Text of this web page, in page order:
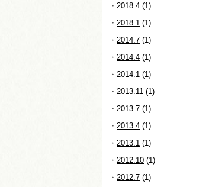
2018.4 (1)
2018.1 (1)
2014.7 (1)
2014.4 (1)
2014.1 (1)
2013.11 (1)
2013.7 (1)
2013.4 (1)
2013.1 (1)
2012.10 (1)
2012.7 (1)